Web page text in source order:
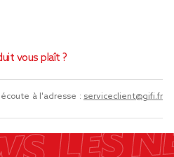
vous plaît ?
à l'adresse : serviceclient@gifi.fr